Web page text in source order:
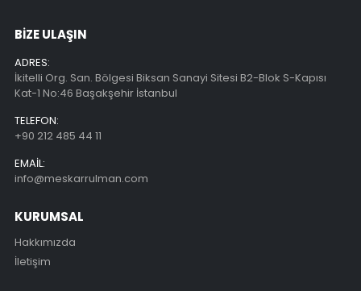
BİZE ULAŞIN
ADRES:
İkitelli Org. San. Bölgesi Biksan Sanayi Sitesi B2-Blok S-Kapısı
Kat-1 No:46 Başakşehir İstanbul
TELEFON:
+90 212 485 44 11
EMAIL:
info@meskarrulman.com
KURUMSAL
Hakkımızda
İletişim